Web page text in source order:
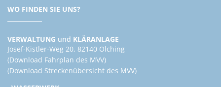
WO FINDEN SIE UNS?
VERWALTUNG und KLÄRANLAGE
Josef-Kistler-Weg 20, 82140 Olching
(Download Fahrplan des MVV)
(Download Streckenübersicht des MVV)